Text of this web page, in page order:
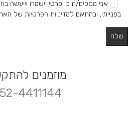
אני מסכים/ה כי פרטי יישמרו וייעשה
בפנייתי, ובהתאם למדיניות הפרטיות של
מוזמנים
4411144